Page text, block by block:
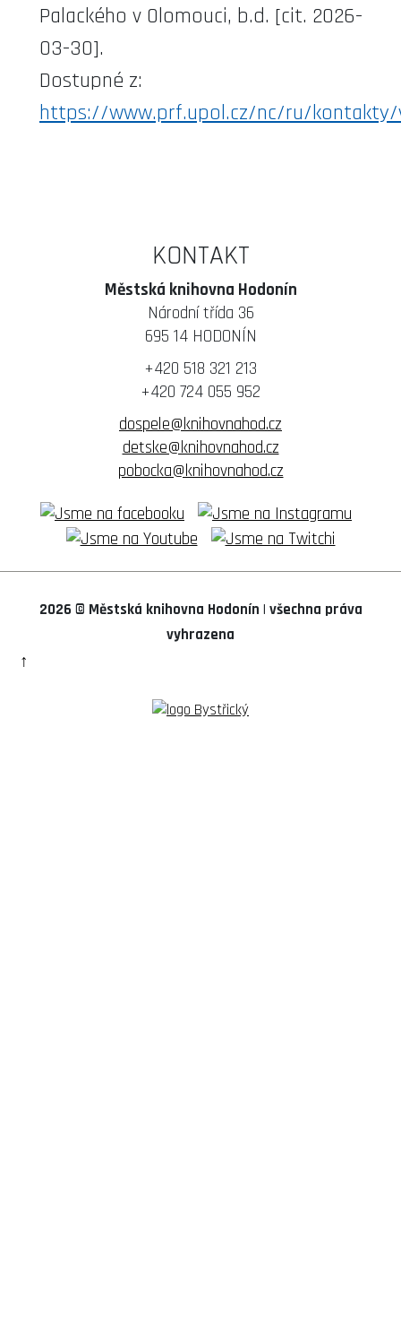
Palackého v Olomouci, b.d. [cit. 2026-
03-30].
Dostupné z:
https://www.prf.upol.cz/nc/ru/
KONTAKT
Městská knihovna Hodonín
Národní třída 36
695 14 HODONÍN
+420 518 321 213
+420 724 055 952
dospele@knihovnahod.cz
detske@knihovnahod.cz
pobocka@knihovnahod.cz
2026 © Městská knihovna Hodonín | všechna práva
vyhrazena
↑